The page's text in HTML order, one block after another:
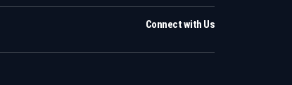
Connect with Us